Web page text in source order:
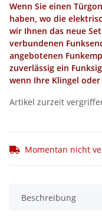
Wenn Sie einen
haben, wo die
wir Ihnen das neue
verbundenen
angebotenen
zuverlässig ein
wenn Ihre Klingel
Artikel zurzeit
Momentan nicht
Beschreibung